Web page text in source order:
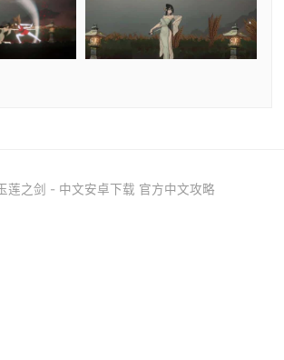
莲之剑 - 中文安卓下载 官方中文攻略